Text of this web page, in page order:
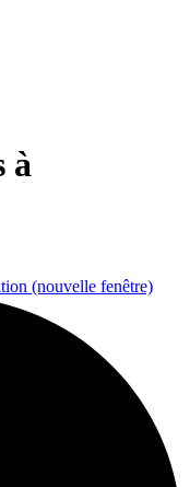
à
(nouvelle fenêtre)